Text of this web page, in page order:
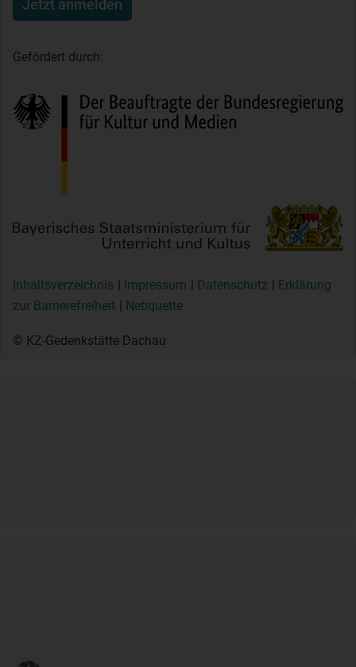
Jetzt anmelden
Gefördert durch:
Inhaltsverzeichnis Impressum Datenschutz
Erklärung
zur Barrierefreiheit
Netiquette
© KZ-Gedenkstätte Dachau